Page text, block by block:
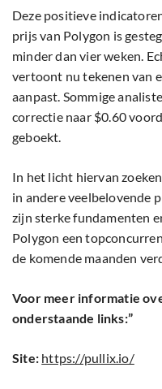
Deze positieve
prijs van Polygon is
minder dan vier weken.
vertoont nu tekenen van
aanpast. Sommige
correctie naar $0.60
geboekt.
In het licht hiervan
in andere veelbelovende
zijn sterke fundamenten
Polygon een
de komende maanden
Voor meer informatie
onderstaande links:”
Site: https://pullix.io/